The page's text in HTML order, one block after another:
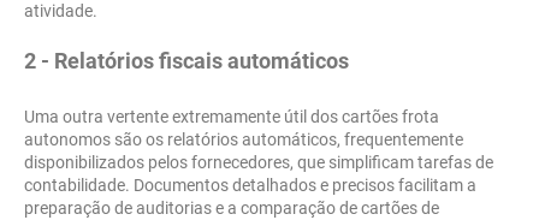
atividade.
2 - Relatórios fiscais automáticos
Uma outra vertente extremamente útil dos cartões frota
autonomos são os relatórios automáticos, frequentemente
disponibilizados pelos fornecedores, que simplificam tarefas de
contabilidade. Documentos detalhados e precisos facilitam a
preparação de auditorias e a comparação de cartões de